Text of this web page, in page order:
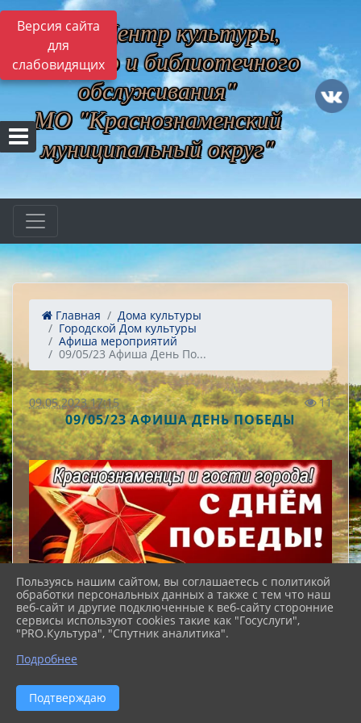
Версия сайта
для
слабовидящих
МБУ "Центр культуры,
музейного и библиотечного
обслуживания"
МО "Краснознаменский
муниципальный округ"
Главная
Дома культуры
Городской Дом культуры
Афиша мероприятий
09/05/23 Афиша День По...
09.05.2023 17:15 11
09/05/23 АФИША ДЕНЬ ПОБЕДЫ
Пользуясь нашим сайтом, вы соглашаетесь с политикой
обработки персональных данных а также с тем что наш
веб-сайт и другие подключенные к веб-сайту сторонние
сервисы используют cookies такие как "Госуслуги",
"PRO.Культура", "Спутник аналитика".
Подробнее
Подтверждаю